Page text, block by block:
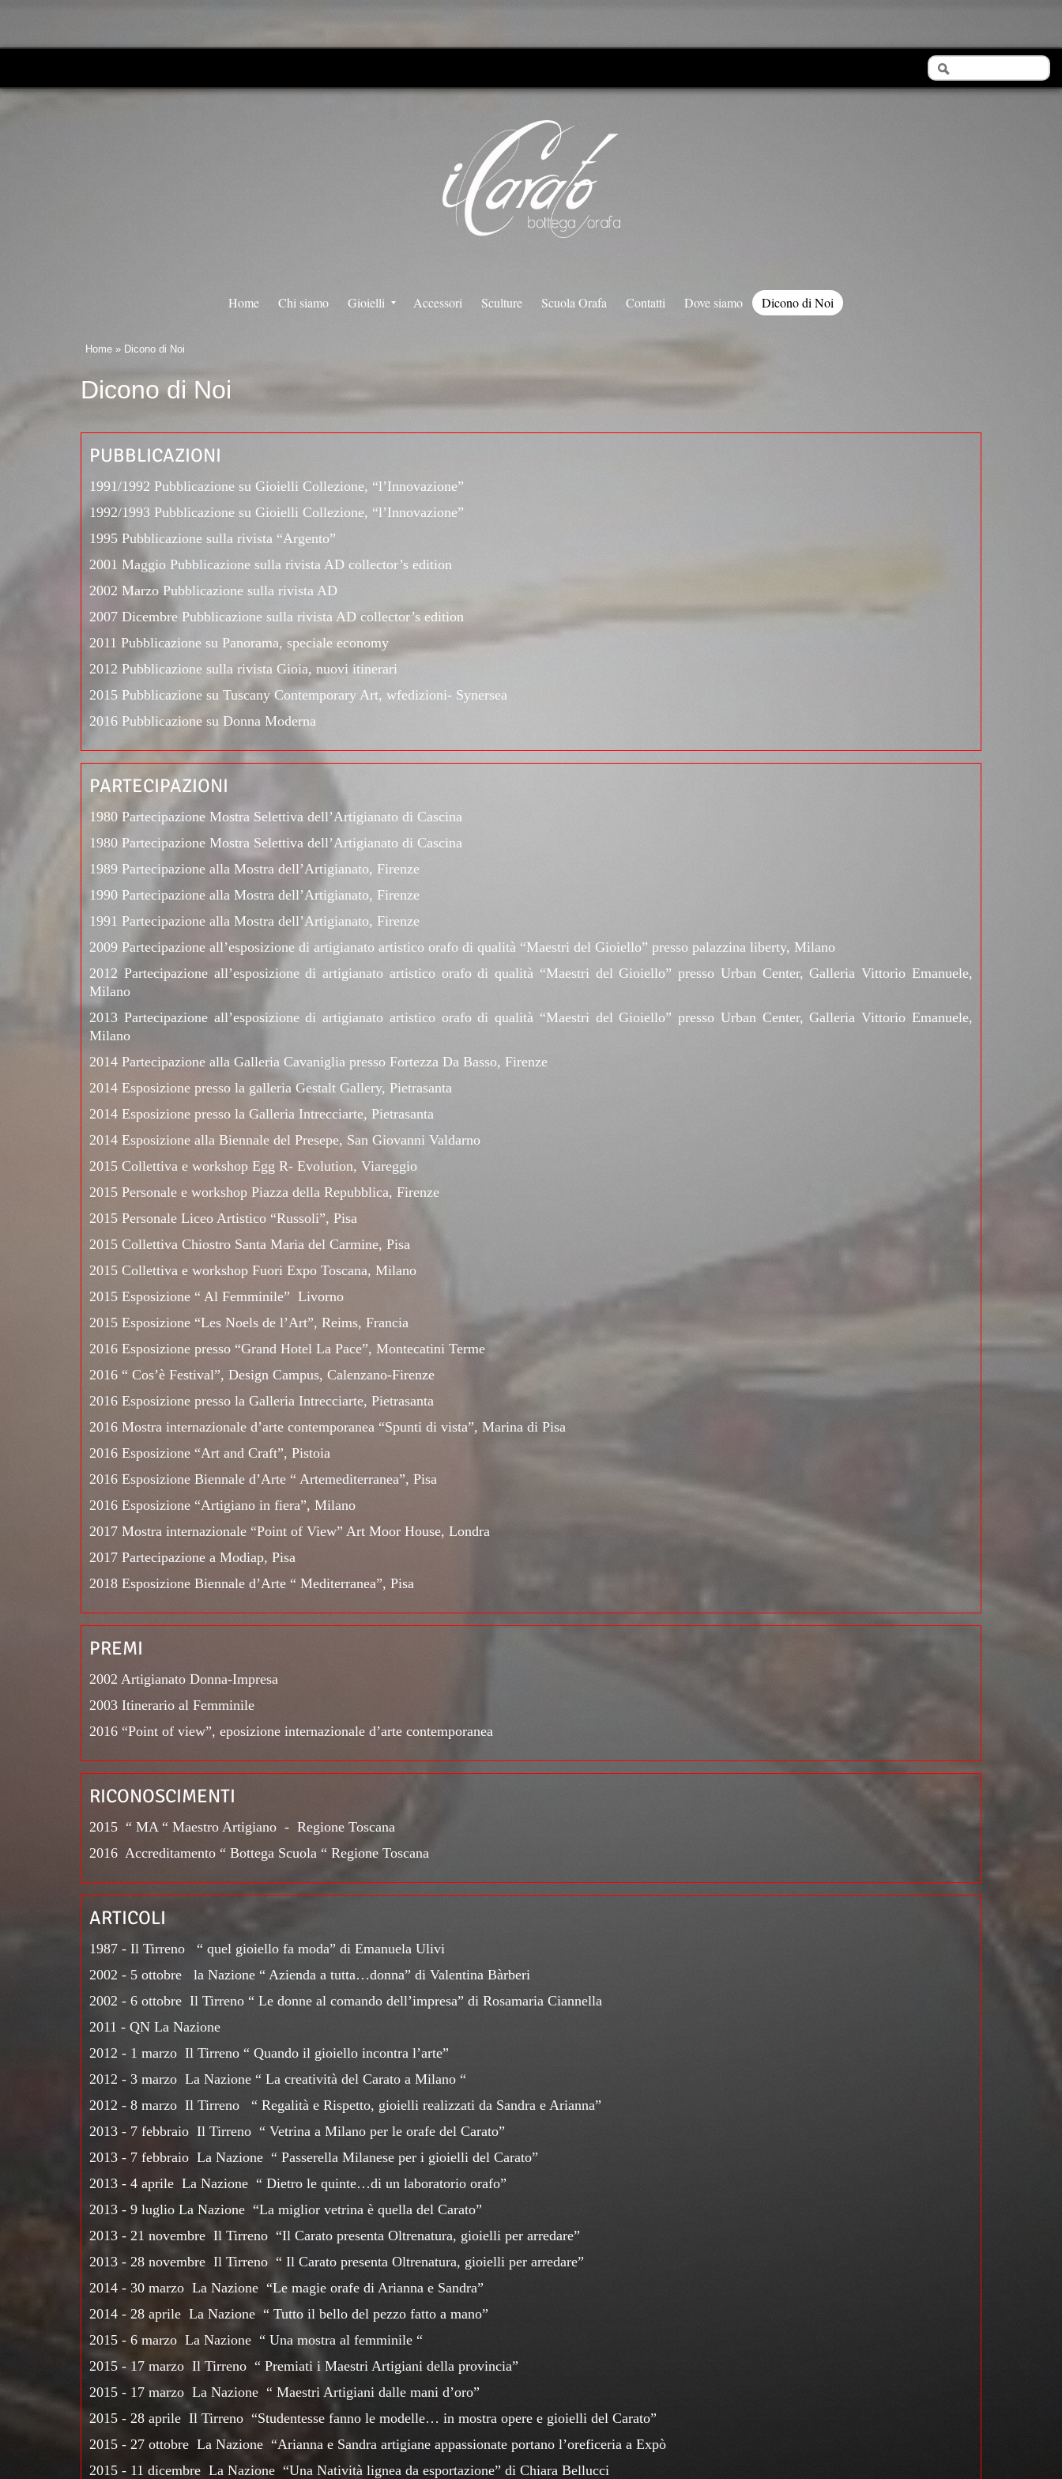
Il Carato - Bottega Orafa
Home Chi siamo Gioielli Accessori Sculture Scuola Orafa Contatti Dove siamo Dicono di Noi
Home » Dicono di Noi
Dicono di Noi
PUBBLICAZIONI
1991/1992 Pubblicazione su Gioielli Collezione, “l’Innovazione”
1992/1993 Pubblicazione su Gioielli Collezione, “l’Innovazione”
1995 Pubblicazione sulla rivista “Argento”
2001 Maggio Pubblicazione sulla rivista AD collector’s edition
2002 Marzo Pubblicazione sulla rivista AD
2007 Dicembre Pubblicazione sulla rivista AD collector’s edition
2011 Pubblicazione su Panorama, speciale economy
2012 Pubblicazione sulla rivista Gioia, nuovi itinerari
2015 Pubblicazione su Tuscany Contemporary Art, wfedizioni- Synersea
2016 Pubblicazione su Donna Moderna
PARTECIPAZIONI
1980 Partecipazione Mostra Selettiva dell’Artigianato di Cascina
1980 Partecipazione Mostra Selettiva dell’Artigianato di Cascina
1989 Partecipazione alla Mostra dell’Artigianato, Firenze
1990 Partecipazione alla Mostra dell’Artigianato, Firenze
1991 Partecipazione alla Mostra dell’Artigianato, Firenze
2009 Partecipazione all’esposizione di artigianato artistico orafo di qualità “Maestri del Gioiello” presso palazzina liberty, Milano
2012 Partecipazione all’esposizione di artigianato artistico orafo di qualità “Maestri del Gioiello” presso Urban Center, Galleria Vittorio Emanuele,
Milano
2013 Partecipazione all’esposizione di artigianato artistico orafo di qualità “Maestri del Gioiello” presso Urban Center, Galleria Vittorio Emanuele,
Milano
2014 Partecipazione alla Galleria Cavaniglia presso Fortezza Da Basso, Firenze
2014 Esposizione presso la galleria Gestalt Gallery, Pietrasanta
2014 Esposizione presso la Galleria Intrecciarte, Pietrasanta
2014 Esposizione alla Biennale del Presepe, San Giovanni Valdarno
2015 Collettiva e workshop Egg R- Evolution, Viareggio
2015 Personale e workshop Piazza della Repubblica, Firenze
2015 Personale Liceo Artistico “Russoli”, Pisa
2015 Collettiva Chiostro Santa Maria del Carmine, Pisa
2015 Collettiva e workshop Fuori Expo Toscana, Milano
2015 Esposizione “ Al Femminile” Livorno
2015 Esposizione “Les Noels de l’Art”, Reims, Francia
2016 Esposizione presso “Grand Hotel La Pace”, Montecatini Terme
2016 “ Cos’è Festival”, Design Campus, Calenzano-Firenze
2016 Esposizione presso la Galleria Intrecciarte, Pietrasanta
2016 Mostra internazionale d’arte contemporanea “Spunti di vista”, Marina di Pisa
2016 Esposizione “Art and Craft”, Pistoia
2016 Esposizione Biennale d’Arte “ Artemediterranea”, Pisa
2016 Esposizione “Artigiano in fiera”, Milano
2017 Mostra internazionale “Point of View” Art Moor House, Londra
2017 Partecipazione a Modiap, Pisa
2018 Esposizione Biennale d’Arte “ Mediterranea”, Pisa
PREMI
2002 Artigianato Donna-Impresa
2003 Itinerario al Femminile
2016 “Point of view”, eposizione internazionale d’arte contemporanea
RICONOSCIMENTI
2015 “ MA “ Maestro Artigiano - Regione Toscana
2016 Accreditamento “ Bottega Scuola “ Regione Toscana
ARTICOLI
1987 - Il Tirreno “ quel gioiello fa moda” di Emanuela Ulivi
2002 - 5 ottobre la Nazione “ Azienda a tutta…donna” di Valentina Bàrberi
2002 - 6 ottobre Il Tirreno “ Le donne al comando dell’impresa” di Rosamaria Ciannella
2011 - QN La Nazione
2012 - 1 marzo Il Tirreno “ Quando il gioiello incontra l’arte”
2012 - 3 marzo La Nazione “ La creatività del Carato a Milano “
2012 - 8 marzo Il Tirreno “ Regalità e Rispetto, gioielli realizzati da Sandra e Arianna”
2013 - 7 febbraio Il Tirreno “ Vetrina a Milano per le orafe del Carato”
2013 - 7 febbraio La Nazione “ Passerella Milanese per i gioielli del Carato”
2013 - 4 aprile La Nazione “ Dietro le quinte…di un laboratorio orafo”
2013 - 9 luglio La Nazione “La miglior vetrina è quella del Carato”
2013 - 21 novembre Il Tirreno “Il Carato presenta Oltrenatura, gioielli per arredare”
2013 - 28 novembre Il Tirreno “ Il Carato presenta Oltrenatura, gioielli per arredare”
2014 - 30 marzo La Nazione “Le magie orafe di Arianna e Sandra”
2014 - 28 aprile La Nazione “ Tutto il bello del pezzo fatto a mano”
2015 - 6 marzo La Nazione “ Una mostra al femminile “
2015 - 17 marzo Il Tirreno “ Premiati i Maestri Artigiani della provincia”
2015 - 17 marzo La Nazione “ Maestri Artigiani dalle mani d’oro”
2015 - 28 aprile Il Tirreno “Studentesse fanno le modelle… in mostra opere e gioielli del Carato”
2015 - 27 ottobre La Nazione “Arianna e Sandra artigiane appassionate portano l’oreficeria a Expò
2015 - 11 dicembre La Nazione “Una Natività lignea da esportazione” di Chiara Bellucci